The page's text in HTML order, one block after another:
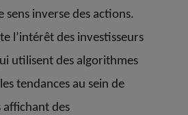
sens inverse des actions.
l’intérêt des investisseurs
utilisent des algorithmes
tendances au sein de
affichant des